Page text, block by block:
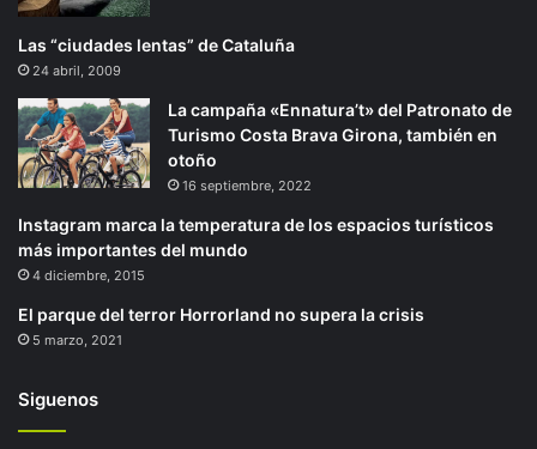
Las “ciudades lentas” de Cataluña
24 abril, 2009
La campaña «Ennatura’t» del Patronato de
Turismo Costa Brava Girona, también en
otoño
16 septiembre, 2022
Instagram marca la temperatura de los espacios turísticos
más importantes del mundo
4 diciembre, 2015
El parque del terror Horrorland no supera la crisis
5 marzo, 2021
Siguenos